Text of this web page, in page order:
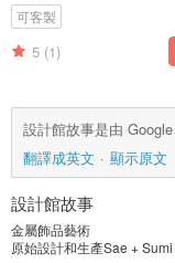
可客製
5 (1)
設計館故事是由
翻譯成英文
顯示原文
設計館故事
金屬飾品藝術
原始設計和生產Sae +